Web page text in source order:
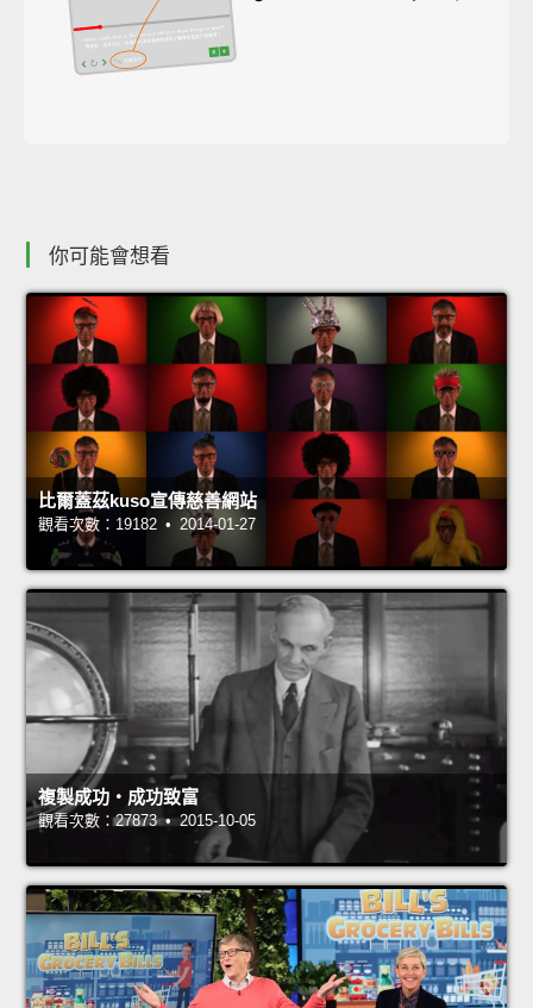
你可能會想看
比爾蓋茲kuso宣傳慈善網站
觀看次數：19182 • 2014-01-27
複製成功‧成功致富
觀看次數：27873 • 2015-10-05